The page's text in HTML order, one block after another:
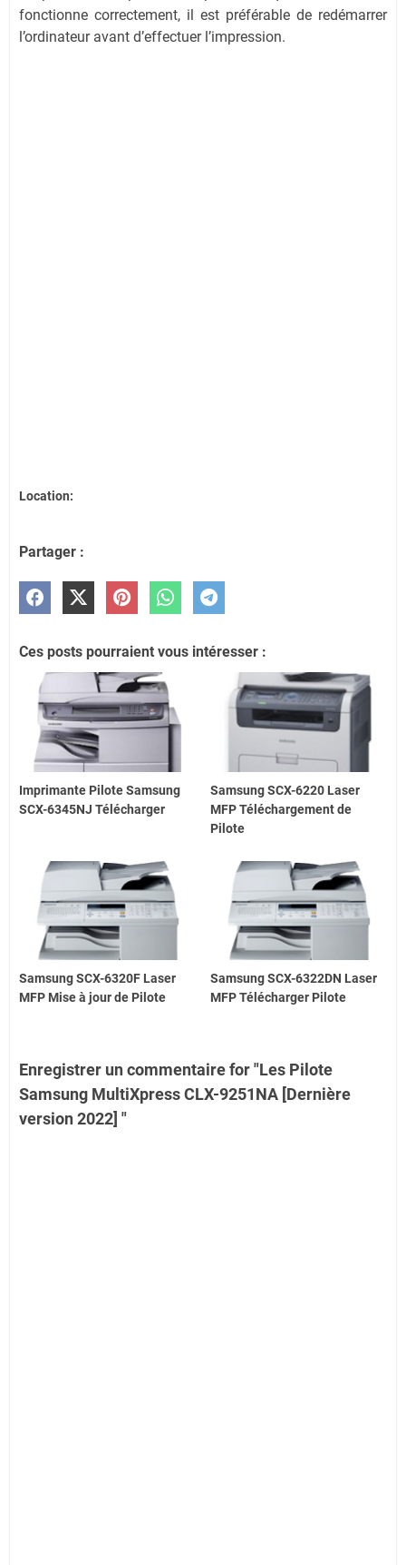
fonctionne correctement, il est préférable de redémarrer
l’ordinateur avant d’effectuer l’impression.
Location:
Partager :
Ces posts pourraient vous intéresser :
Imprimante Pilote Samsung
SCX-6345NJ Télécharger
Samsung SCX-6220 Laser
MFP Téléchargement de
Pilote
Samsung SCX-6320F Laser
MFP Mise à jour de Pilote
Samsung SCX-6322DN Laser
MFP Télécharger Pilote
Enregistrer un commentaire for "Les Pilote
Samsung MultiXpress CLX-9251NA [Dernière
version 2022] "